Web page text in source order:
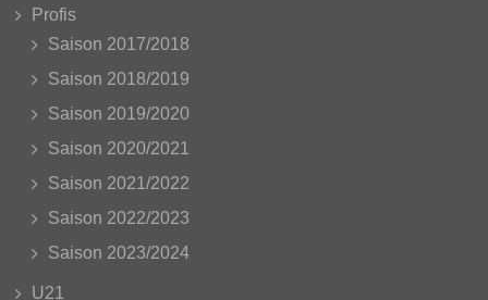
Profis
Saison 2017/2018
Saison 2018/2019
Saison 2019/2020
Saison 2020/2021
Saison 2021/2022
Saison 2022/2023
Saison 2023/2024
U21